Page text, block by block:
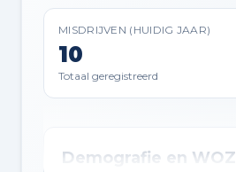
MISDRIJVEN (HUIDIG JAAR)
10
Totaal geregistreerd
Demografie en WOZ-